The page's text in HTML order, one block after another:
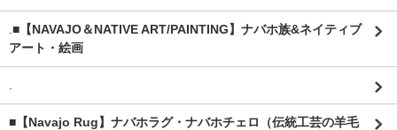
■【NAVAJO＆NATIVE ART/PAINTING】ナバホ族&ネイティブ
アート・絵画
■【Navajo Rug】ナバホラグ・ナバホチェロ（伝統工芸の羊毛